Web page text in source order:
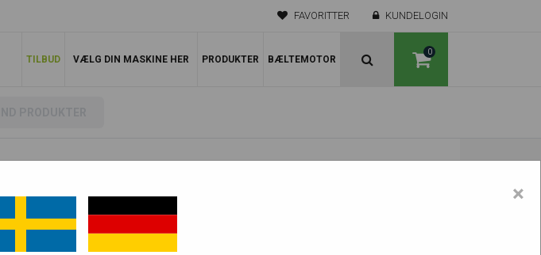
FAVORITTER KUNDELOGIN
0
TILBUD VÆLG DIN MASKINE HER PRODUKTER BÆLTEMOTOR
1503 RD - Gummibælter
×